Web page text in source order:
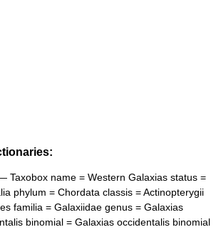
Taxobox name = Western Galaxias status =
phylum = Chordata classis = Actinopterygii
familia = Galaxiidae genus = Galaxias
binomial = Galaxias occidentalis binomial